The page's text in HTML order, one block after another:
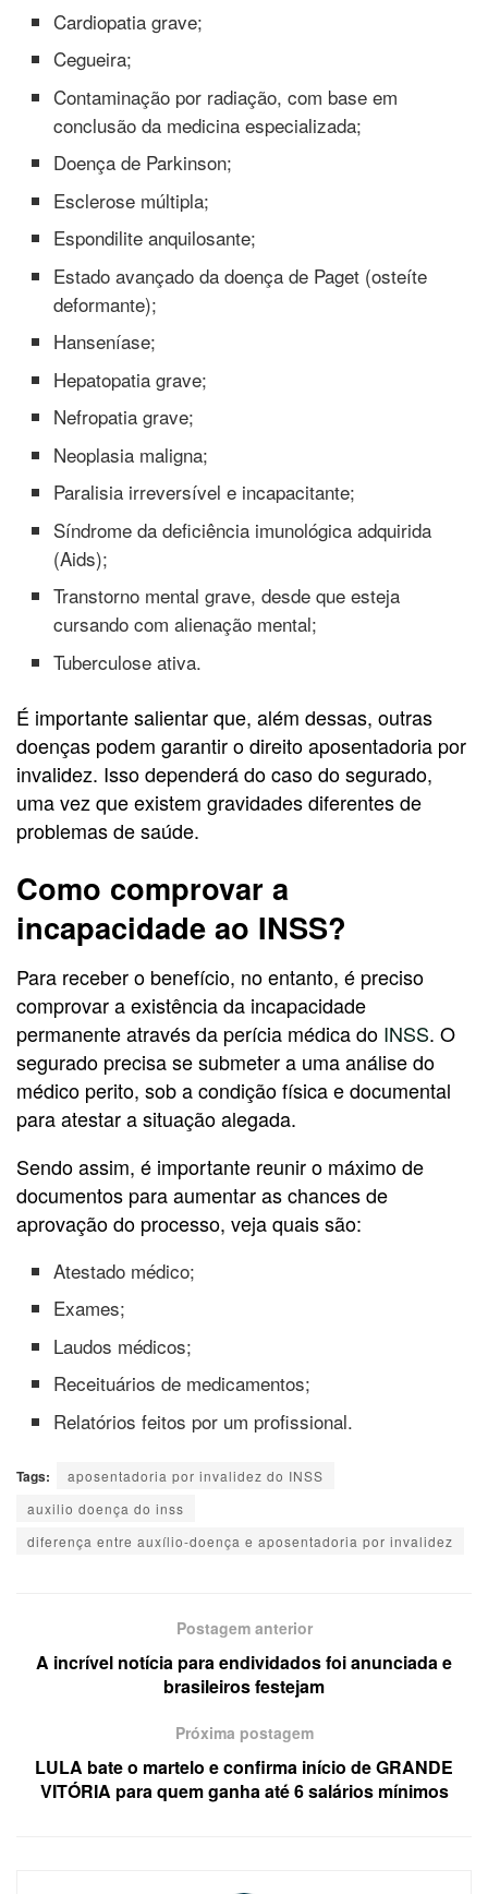
Cardiopatia grave;
Cegueira;
Contaminação por radiação, com base em
conclusão da medicina especializada;
Doença de Parkinson;
Esclerose múltipla;
Espondilite anquilosante;
Estado avançado da doença de Paget (osteíte
deformante);
Hanseníase;
Hepatopatia grave;
Nefropatia grave;
Neoplasia maligna;
Paralisia irreversível e incapacitante;
Síndrome da deficiência imunológica adquirida
(Aids);
Transtorno mental grave, desde que esteja
cursando com alienação mental;
Tuberculose ativa.
É importante salientar que, além dessas, outras
doenças podem garantir o direito aposentadoria por
invalidez. Isso dependerá do caso do segurado,
uma vez que existem gravidades diferentes de
problemas de saúde.
Como comprovar a
incapacidade ao INSS?
Para receber o benefício, no entanto, é preciso
comprovar a existência da incapacidade
permanente através da perícia médica do INSS. O
segurado precisa se submeter a uma análise do
médico perito, sob a condição física e documental
para atestar a situação alegada.
Sendo assim, é importante reunir o máximo de
documentos para aumentar as chances de
aprovação do processo, veja quais são:
Atestado médico;
Exames;
Laudos médicos;
Receituários de medicamentos;
Relatórios feitos por um profissional.
Tags:
aposentadoria por invalidez do INSS
auxilio doença do inss
diferença entre auxílio-doença e aposentadoria por invalidez
Postagem anterior
A incrível notícia para endividados foi anunciada e
brasileiros festejam
Próxima postagem
LULA bate o martelo e confirma início de GRANDE
VITÓRIA para quem ganha até 6 salários mínimos